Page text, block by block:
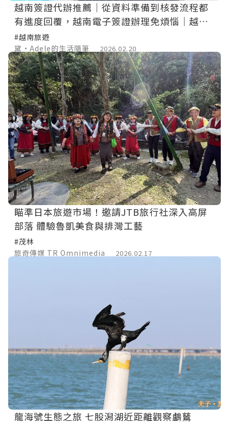
越南簽證代辦推薦｜從資料準備到核發流程都
有進度回覆，越南電子簽證辦理免煩惱｜越南
簽證王評價
#越南旅遊
黛•Adele的生活隨筆
2026.02.20
瞄準日本旅遊市場！邀請JTB旅行社深入高屏
部落 體驗魯凱美食與排灣工藝
#茂林
旅奇傳媒 TR Omnimedia
2026.02.17
龍海號生態之旅 七股潟湖近距離觀察鸕鶿